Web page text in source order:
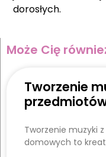
dorosłych.
Może Cię
Tworzenie
Tworzenie muzyki
domowych to